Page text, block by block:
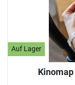
Auf Lager